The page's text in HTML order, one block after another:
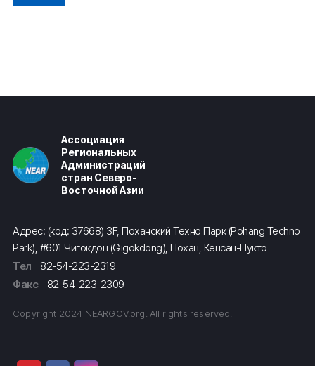
Ассоциация
Региональных
Администраций
стран Северо-
Восточной Азии
Адрес: (код: 37668) 3F, Поханский Техно Парк (Pohang Techno
Park), #601 Чигокдон (Gigokdong), Похан, Кёнсан-Пукто
Тел
82-54-223-2319
Факс
82-54-223-2309
Copyright 2024 NEARGOV.org. All rights reserved.